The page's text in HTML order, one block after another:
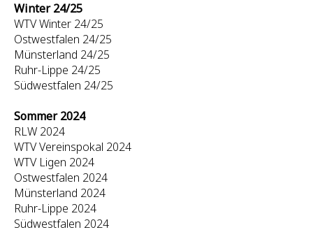
Winter 24/25
WTV Winter 24/25
Ostwestfalen 24/25
Münsterland 24/25
Ruhr-Lippe 24/25
Südwestfalen 24/25
Sommer 2024
RLW 2024
WTV Vereinspokal 2024
WTV Ligen 2024
Ostwestfalen 2024
Münsterland 2024
Ruhr-Lippe 2024
Südwestfalen 2024